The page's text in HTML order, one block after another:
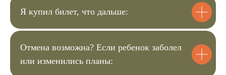
Я купил билет, что дальше:
Отмена возможна? Если ребенок заболел
или изменились планы:
Сколько билетов вам